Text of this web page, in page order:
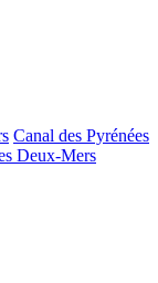
Canal des Pyrénées
Deux-Mers